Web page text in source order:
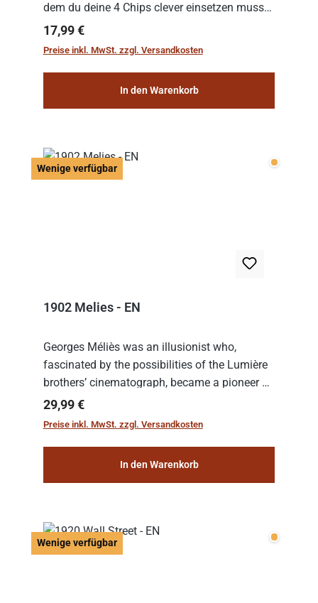
dem du deine 4 Chips clever einsetzen musst.
Wer die Chips mit dem höchsten Gesamtwert
hat, gewinnt die Runde. Aber Vorsicht: D...
Regulärer Preis:
17,99 €
Preise inkl. MwSt. zzgl. Versandkosten
In den Warenkorb
Wenige verfügbar Wenige
1902 Melies - EN
Georges Méliès was an illusionist who,
fascinated by the possibilities of the Lumière
brothers’ cinematograph, became a pioneer of
cinema. In 1902, he filmed his most famous
work: “Le Voyage dans la Lune” (“A Trip to...
Regulärer Preis:
29,99 €
Preise inkl. MwSt. zzgl. Versandkosten
In den Warenkorb
Wenige verfügbar Wenige